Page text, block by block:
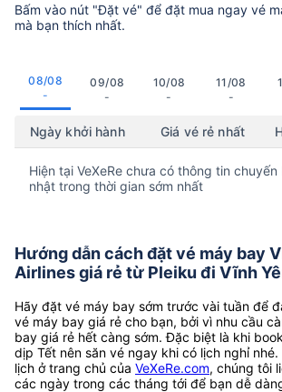
Bấm vào nút "Đặt vé" để đặt mua ngay vé
mà bạn thích nhất.
08/08
-
09/08
-
10/08
-
11/08
-
Ngày khởi hành Giá vé rẻ nhất
Hiện tại VeXeRe chưa có thông tin
nhật trong thời gian sớm nhất
Hướng dẫn cách đặt vé máy bay
Airlines giá rẻ từ Pleiku đi Vĩnh
Hãy đặt vé máy bay sớm trước vài tuần để
vé máy bay giá rẻ cho bạn, bởi vì nhu cầu
bay giá rẻ hết càng sớm. Đặc biệt là khi
dịp Tết nên săn vé ngay khi có lịch nghỉ
lịch ở trang chủ của VeXeRe.com, chúng tôi
các ngày trong các tháng tới để bạn dễ